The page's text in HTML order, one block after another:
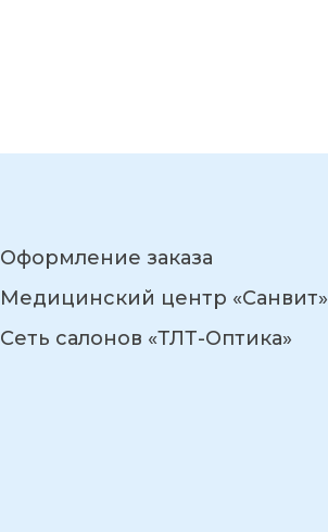
Оформление заказа
Медицинский центр «Санвит»
Сеть салонов «ТЛТ-Оптика»